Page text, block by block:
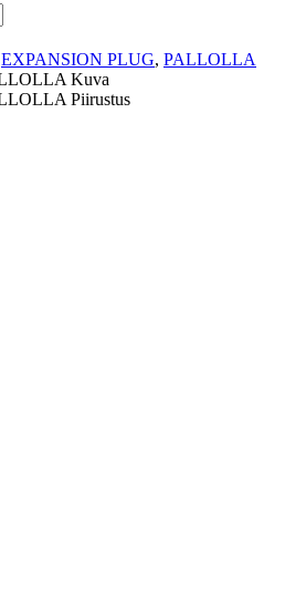
EXPANSION PLUG, PALLOLLA